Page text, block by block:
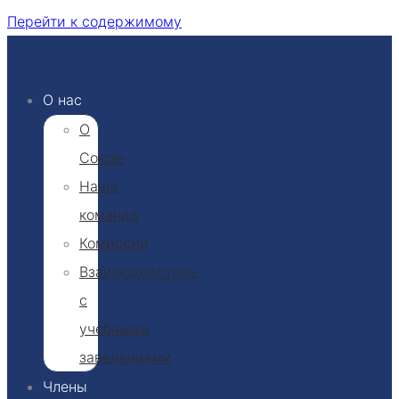
Перейти к содержимому
О нас
О
Союзе
Наша
команда
Комиссии
Взаимодействие
с
учебными
заведениями
Члены